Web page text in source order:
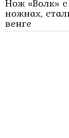
Нож «Волк»
ножнах,
венге